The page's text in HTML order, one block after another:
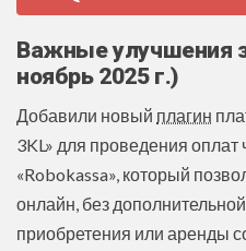
Важные улучшения
ноябрь 2025 г.)
Добавили новый плагин
3KL» для проведения
«Robokassa», который
онлайн, без
приобретения или аренды